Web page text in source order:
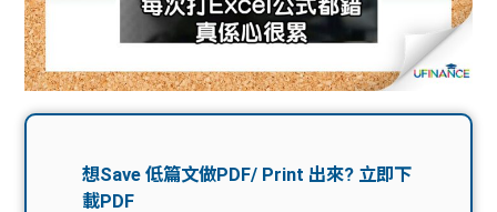
大學
生學
Gui
de
校園
贊助